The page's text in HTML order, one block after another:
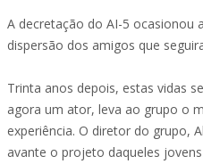
A decretação do AI-5 ocasionou
dispersão dos amigos que
Trinta anos depois, estas vidas
agora um ator, leva ao grupo o
experiência. O diretor do grupo,
avante o projeto daqueles